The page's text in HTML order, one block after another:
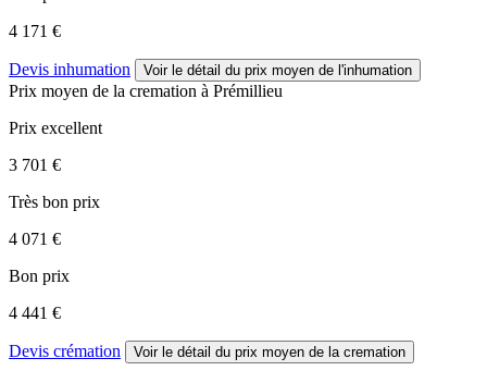
4 171 €
Devis inhumation Voir le détail du prix moyen de l'inhumation
Prix moyen de la cremation à Prémillieu
Prix excellent
3 701 €
Très bon prix
4 071 €
Bon prix
4 441 €
Devis crémation Voir le détail du prix moyen de la cremation